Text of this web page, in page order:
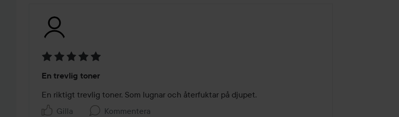
5
av
5
En trevlig toner
En riktigt trevlig toner. Som lugnar och återfuktar på djupet.
Gilla
Kommentera